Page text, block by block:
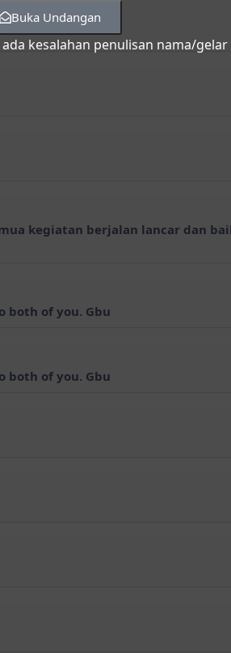
Buka Undangan
kesalahan penulisan nama/gelar
kegiatan berjalan lancar dan
both of you. Gbu
both of you. Gbu